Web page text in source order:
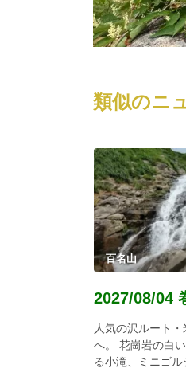
類似のニ
百名山
2027/08/04
人気の沢ルート・
へ。 花崗岩の白
る小滝、ミニゴ